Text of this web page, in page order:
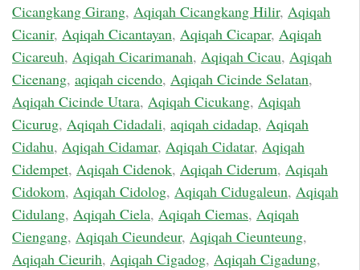
Cicangkang Girang, Aqiqah Cicangkang Hilir, Aqiqah
Cicanir, Aqiqah Cicantayan, Aqiqah Cicapar, Aqiqah
Cicareuh, Aqiqah Cicarimanah, Aqiqah Cicau, Aqiqah
Cicenang, aqiqah cicendo, Aqiqah Cicinde Selatan,
Aqiqah Cicinde Utara, Aqiqah Cicukang, Aqiqah
Cicurug, Aqiqah Cidadali, aqiqah cidadap, Aqiqah
Cidahu, Aqiqah Cidamar, Aqiqah Cidatar, Aqiqah
Cidempet, Aqiqah Cidenok, Aqiqah Ciderum, Aqiqah
Cidokom, Aqiqah Cidolog, Aqiqah Cidugaleun, Aqiqah
Cidulang, Aqiqah Ciela, Aqiqah Ciemas, Aqiqah
Ciengang, Aqiqah Cieundeur, Aqiqah Cieunteung,
Aqiqah Cieurih, Aqiqah Cigadog, Aqiqah Cigadung,